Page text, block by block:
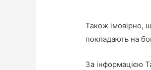
Також імовірно,
покладають на
За інформацією